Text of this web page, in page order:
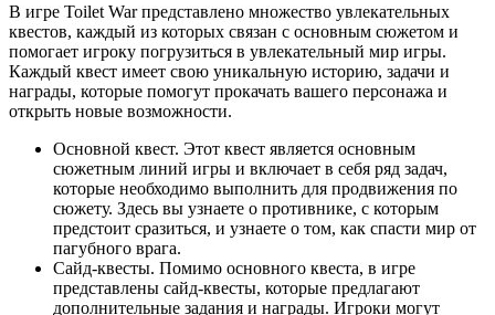
В игре Toilet War представлено множество увлекательных
квестов, каждый из которых связан с основным сюжетом и
помогает игроку погрузиться в увлекательный мир игры.
Каждый квест имеет свою уникальную историю, задачи и
награды, которые помогут прокачать вашего персонажа и
открыть новые возможности.
Основной квест. Этот квест является основным
сюжетным линий игры и включает в себя ряд задач,
которые необходимо выполнить для продвижения по
сюжету. Здесь вы узнаете о противнике, с которым
предстоит сразиться, и узнаете о том, как спасти мир от
пагубного врага.
Сайд-квесты. Помимо основного квеста, в игре
представлены сайд-квесты, которые предлагают
дополнительные задания и награды. Игроки могут